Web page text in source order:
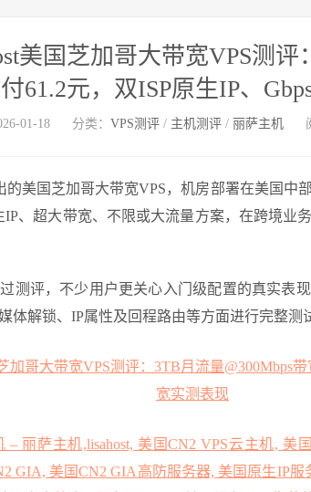
美国芝加哥大带宽VPS测评
61.2元，双ISP原生IP、
01-18 分类： VPS测评/ 主机测评/ 丽萨主机
的美国芝加哥大带宽VPS，机房部署在美国中
IP、超大带宽、不限或大流量方案，在跨境业
测评，不少用户更关心入门级配置的真实表
体解锁、IP属性及回程路由等方面进行完整测
– 丽萨主机,lisahost, 美国CN2 VPS云主机, 美
GIA, 美国CN2 GIA高防服务器, 美国原生IP服